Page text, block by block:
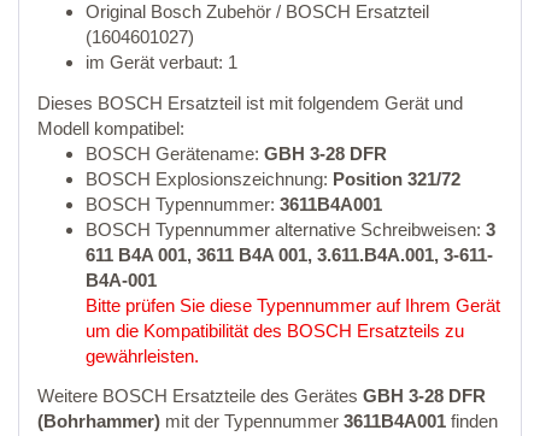
Original Bosch Zubehör / BOSCH Ersatzteil
(1604601027)
im Gerät verbaut: 1
Dieses BOSCH Ersatzteil ist mit folgendem Gerät und
Modell kompatibel:
BOSCH Gerätename: GBH 3-28 DFR
BOSCH Explosionszeichnung: Position 321/72
BOSCH Typennummer: 3611B4A001
BOSCH Typennummer alternative Schreibweisen: 3
611 B4A 001, 3611 B4A 001, 3.611.B4A.001, 3-611-
B4A-001
Bitte prüfen Sie diese Typennummer auf Ihrem Gerät
um die Kompatibilität des BOSCH Ersatzteils zu
gewährleisten.
Weitere BOSCH Ersatzteile des Gerätes GBH 3-28 DFR
(Bohrhammer) mit der Typennummer 3611B4A001 finden